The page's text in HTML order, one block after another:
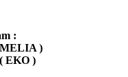
:
)
EKO )